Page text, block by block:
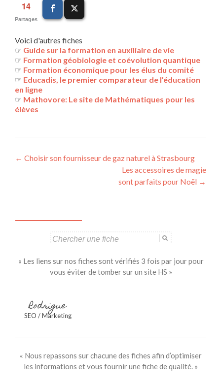
14
Partages
Voici d'autres fiches
☞ Guide sur la formation en auxiliaire de vie
☞ Formation géobiologie et coévolution quantique
☞ Formation économique pour les élus du comité
☞ Educadis, le premier comparateur de l’éducation
en ligne
☞ Mathovore: Le site de Mathématiques pour les
élèves
Navigation
← Choisir son fournisseur de gaz naturel à Strasbourg
Les accessoires de magie
sont parfaits pour Noël →
« Les liens sur nos fiches sont vérifiés 3 fois par jour pour
vous éviter de tomber sur un site HS »
Rodrigue
SEO / Marketing
« Nous repassons sur chacune des fiches afin d’optimiser
les informations et vous fournir une fiche de qualité. »